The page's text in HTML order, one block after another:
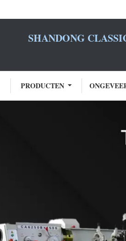
SHANDONG
PRODUCTEN